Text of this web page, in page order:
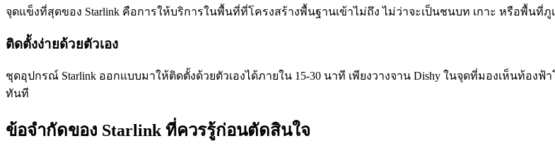
จุดแข็งที่สุดของ Starlink คือการให้บริการในพื้นที่ที่โครงสร้างพื้นฐานเข้าไม่ถึง ไม่ว่าจะเป็นชนบท เกาะ หรือพื้นที่
ติดตั้งง่ายด้วยตัวเอง
ชุดอุปกรณ์ Starlink ออกแบบมาให้ติดตั้งด้วยตัวเองได้ภายใน 15-30 นาที เพียงวางจาน Dishy ในจุดที่มองเห็นท้องฟ้
ทันที
ข้อจำกัดของ Starlink ที่ควรรู้ก่อนตัดสินใจ